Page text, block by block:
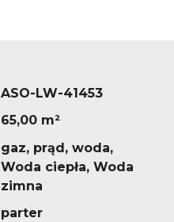
ASO-LW-41453
65,00 m²
gaz, prąd, woda,
Woda ciepła, Woda
zimna
parter